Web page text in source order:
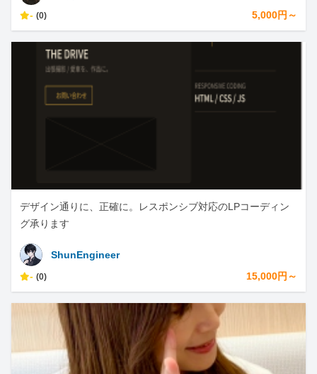
- (0) 5,000円～
デザイン通りに、正確に。レスポンシブ対応のLPコーディン
グ承ります
ShunEngineer
- (0) 15,000円～